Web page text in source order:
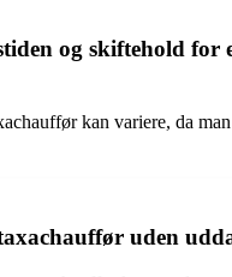
og skiftehold for
kan variere, da
uden